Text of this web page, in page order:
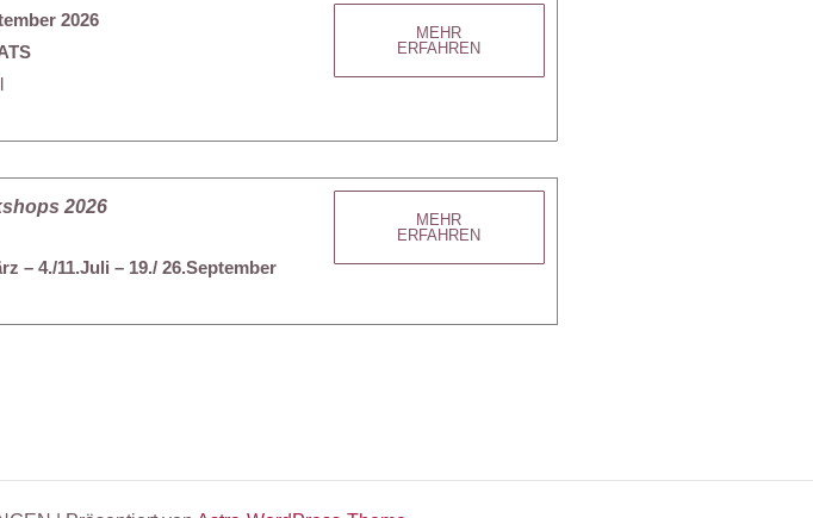
2026
MEHR
ERFAHREN
2026
– 4./11.Juli – 19./ 26.September
MEHR
ERFAHREN